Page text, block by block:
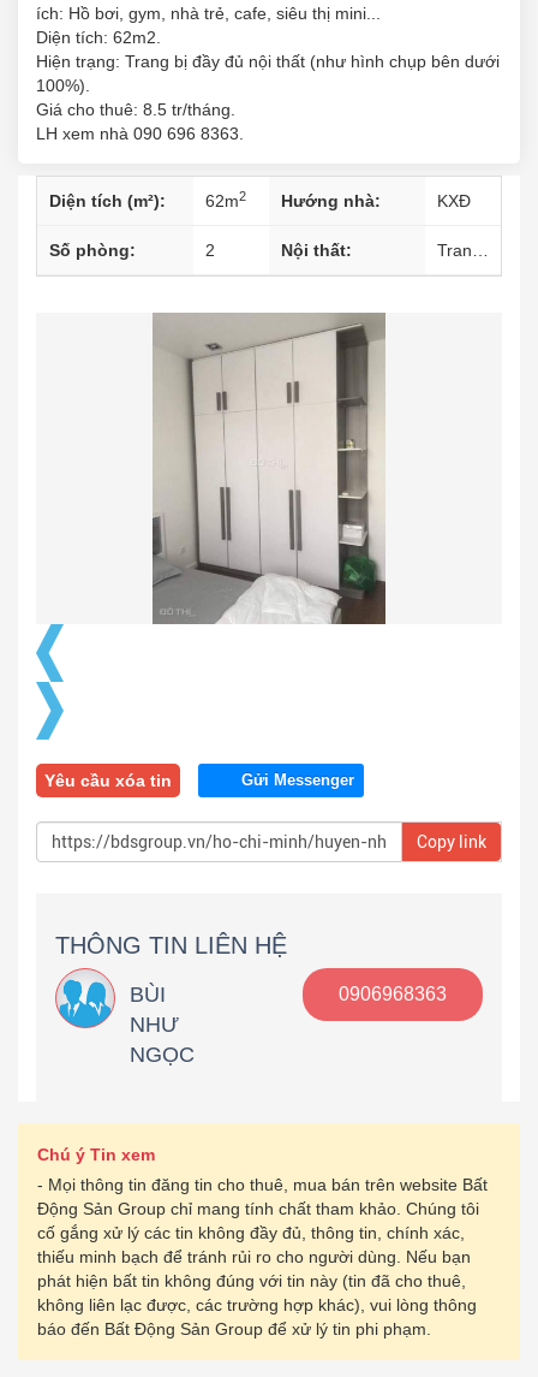
ích: Hồ bơi, gym, nhà trẻ, cafe, siêu thị mini...
Diện tích: 62m2.
Hiện trạng: Trang bị đầy đủ nội thất (như hình chụp bên dưới
100%).
Giá cho thuê: 8.5 tr/tháng.
LH xem nhà 090 696 8363.
Diện tích (m²): 62m2 Hướng nhà: KXĐ
Số phòng: 2 Nội thất:
Yêu cầu xóa tin Gửi Messenger
Copy link
THÔNG TIN LIÊN HỆ
BÙI
NHƯ
NGỌC
0906968363
Chú ý Tin xem
- Mọi thông tin đăng tin cho thuê, mua bán trên website Bất
Động Sản Group chỉ mang tính chất tham khảo. Chúng tôi
cố gắng xử lý các tin không đầy đủ, thông tin, chính xác,
thiếu minh bạch để tránh rủi ro cho người dùng. Nếu bạn
phát hiện bất tin không đúng với tin này (tin đã cho thuê,
không liên lạc được, các trường hợp khác), vui lòng thông
báo đến Bất Động Sản Group để xử lý tin phi phạm.